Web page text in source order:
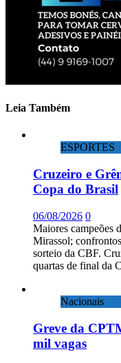
Leia Também
ESPORTES
Cruzeiro e
Copa do Brasil
06/08/2026 0
Maiores campeões
Mirassol;
sorteio da CBF.
quartas de final da
Nacionais
Greve da
mil vagas